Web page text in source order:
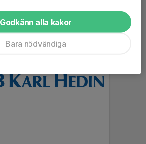
Godkänn alla kakor
Bara nödvändiga